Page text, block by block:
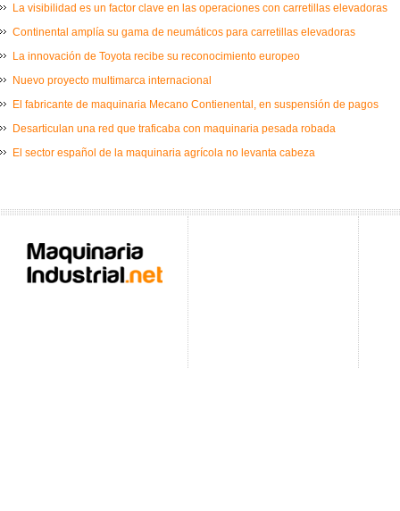
La visibilidad es un factor clave en las operaciones con carretillas elevadoras
Continental amplía su gama de neumáticos para carretillas elevadoras
La innovación de Toyota recibe su reconocimiento europeo
Nuevo proyecto multimarca internacional
El fabricante de maquinaria Mecano Contienental, en suspensión de pagos
Desarticulan una red que traficaba con maquinaria pesada robada
El sector español de la maquinaria agrícola no levanta cabeza